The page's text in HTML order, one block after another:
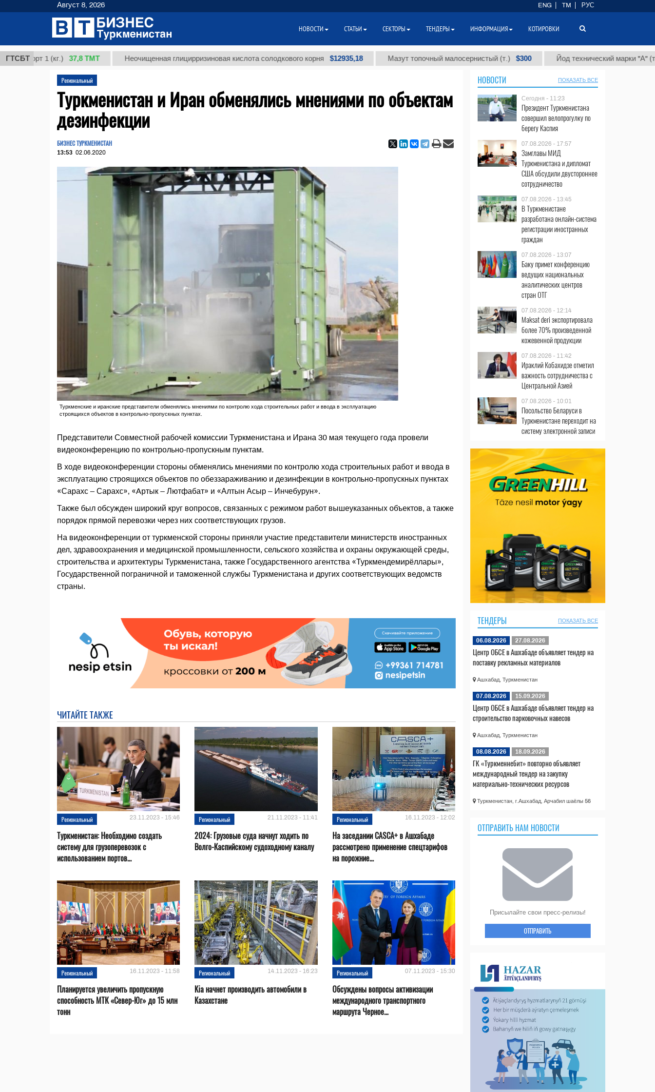
ГТСБТ
1 (кг.) 37,8 ТМТ Неочищенная глицирризиновая кислота солодкового корня $12935,18 Мазут топочный малосернистый (т.) $300 Йод технический марки "А" (т.) $86
Региональный
Туркменистан и Иран обменялись мнениями по объектам
дезинфекции
БИЗНЕС ТУРКМЕНИСТАН
13:53 02.06.2020
Туркменские и иранские представители обменялись мнениями по контролю хода строительных работ и ввода в эксплуатацию
строящихся объектов в контрольно-пропускных пунктах.
Представители Совместной рабочей комиссии Туркменистана и Ирана 30 мая текущего года провели
видеоконференцию по контрольно-пропускным пунктам.
В ходе видеоконференции стороны обменялись мнениями по контролю хода строительных работ и ввода в
эксплуатацию строящихся объектов по обеззараживанию и дезинфекции в контрольно-пропускных пунктах
«Сарахс – Сарахс», «Aртык – Лютфабат» и «Алтын Асыр – Инчебурун».
Также был обсужден широкий круг вопросов, связанных с режимом работ вышеуказанных объектов, а также
порядок прямой перевозки через них соответствующих грузов.
На видеоконференции от туркменской стороны приняли участие представители министерств иностранных
дел, здравоохранения и медицинской промышленности, сельского хозяйства и охраны окружающей среды,
строительства и архитектуры Туркменистана, также Государственного агентства «Туркмендемирёллары»,
Государственной пограничной и таможенной службы Туркменистана и других соответствующих ведомств
страны.
ЧИТАЙТЕ ТАКЖЕ
Региональный 23.11.2023 - 15:46
Туркменистан: Необходимо создать
систему для грузоперевозок с
использованием портов...
Региональный 21.11.2023 - 11:41
2024: Грузовые суда начнут ходить по
Волго-Каспийскому судоходному каналу
Региональный 16.11.2023 - 12:02
На заседании CASCA+ в Ашхабаде
рассмотрено применение спецтарифов
на порожние...
Региональный 16.11.2023 - 11:58
Планируется увеличить пропускную
способность МТК «Север-Юг» до 15 млн
тонн
Региональный 14.11.2023 - 16:23
Kia начнет производить автомобили в
Казахстане
Региональный 07.11.2023 - 15:30
Обсуждены вопросы активизации
международного транспортного
маршрута Черное...
НОВОСТИ ПОКАЗАТЬ ВСЕ
Сегодня - 11:23
Президент Туркменистана
совершил велопрогулку по
берегу Каспия
07.08.2026 - 17:57
Замглавы МИД
Туркменистана и дипломат
США обсудили двустороннее
сотрудничество
07.08.2026 - 13:45
В Туркменистане
разработана онлайн-система
регистрации иностранных
граждан
07.08.2026 - 13:07
Баку примет конференцию
ведущих национальных
аналитических центров
стран ОТГ
07.08.2026 - 12:14
Maksat deri экспортировала
более 70% произведенной
кожевенной продукции
07.08.2026 - 11:42
Ираклий Кобахидзе отметил
важность сотрудничества с
Центральной Азией
07.08.2026 - 10:01
Посольство Беларуси в
Туркменистане переходит на
систему электронной записи
ТЕНДЕРЫ ПОКАЗАТЬ ВСЕ
06.08.2026 27.08.2026
Центр ОБСЕ в Ашхабаде объявляет тендер на
поставку рекламных материалов
Ашхабад, Туркменистан
07.08.2026 15.09.2026
Центр ОБСЕ в Ашхабаде объявляет тендер на
строительство парковочных навесов
Ашхабад, Туркменистан
08.08.2026 18.09.2026
ГК «Туркменнебит» повторно объявляет
международный тендер на закупку
материально-технических ресурсов
Туркменистан, г.Ашхабад, Арчабил шаёлы 56
ОТПРАВИТЬ НАМ НОВОСТИ
Присылайте свои пресс-релизы!
ОТПРАВИТЬ
Август 8, 2026 ENG TM РУС
НОВОСТИ СТАТЬИ СЕКТОРЫ ТЕНДЕРЫ ИНФОРМАЦИЯ КОТИРОВКИ